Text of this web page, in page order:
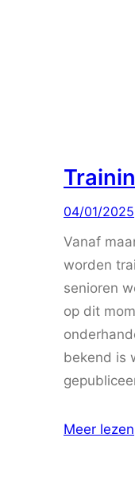
04/01/2025
Vanaf
worden
senioren
op dit
bekend is
Meer lezen